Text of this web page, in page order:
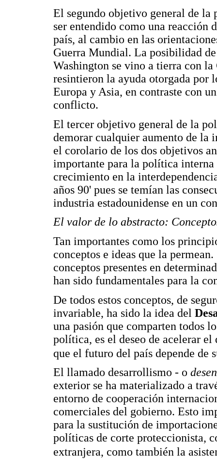
El segundo objetivo general de
ser entendido como una
país, al cambio en las
Guerra Mundial. La posibilidad
Washington se vino a tierra con
resintieron la ayuda otorgada por
Europa y Asia, en contraste con
conflicto.
El tercer objetivo general de la
demorar cualquier aumento de la
el corolario de los dos objetivos
importante para la política
crecimiento en la
años 90' pues se temían las
industria estadounidense en un
El valor de lo abstracto:
Tan importantes como los
conceptos e ideas que la
conceptos presentes en
han sido fundamentales para la
De todos estos conceptos, de
invariable, ha sido la idea del
una pasión que comparten todos
política, es el deseo de acelerar
que el futuro del país depende
El llamado desarrollismo - o
exterior se ha materializado a
entorno de cooperación
comerciales del gobierno. Esto
para la sustitución de
políticas de corte proteccionista,
extranjera, como también la